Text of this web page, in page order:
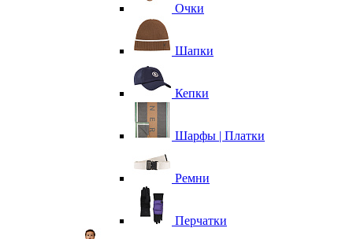
Очки
Шапки
Кепки
Шарфы | Платки
Ремни
Перчатки